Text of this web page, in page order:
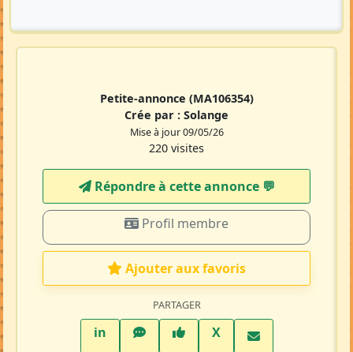
Petite-annonce (MA106354)
Crée par : Solange
Mise à jour 09/05/26
220 visites
Répondre à cette annonce 💬​
Profil membre
Ajouter aux favoris
PARTAGER
inLinkedInWhatsAppFacebook
XTwitter X